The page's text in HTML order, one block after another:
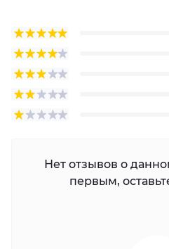
Нет отзывов о
первым,